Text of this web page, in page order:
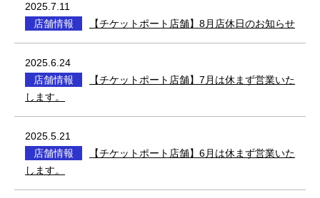
2025.7.11
店舗情報
【チケットポート店舗】8月店休日のお知らせ
2025.6.24
店舗情報
【チケットポート店舗】7月は休まず営業いた
します。
2025.5.21
店舗情報
【チケットポート店舗】6月は休まず営業いた
します。